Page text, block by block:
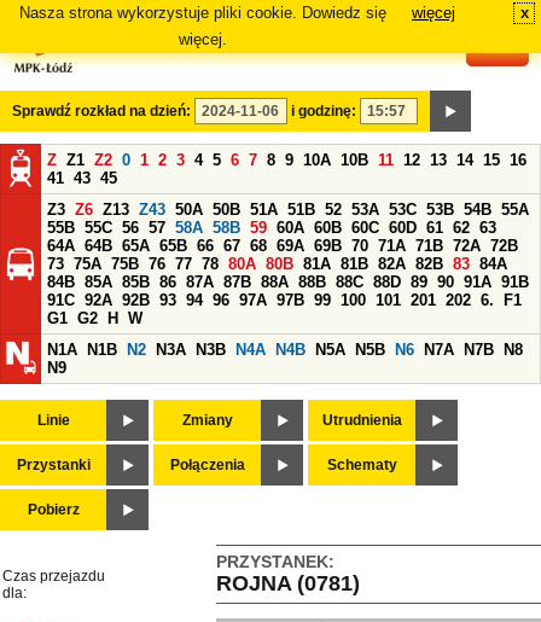
Nasza strona wykorzystuje pliki cookie. Dowiedz się
więcej.
więcej x
Sprawdź rozkład na dzień: i godzinę:
Z Z1 Z2 0 1 2 3 4 5 6 7 8 9 10A 10B 11 12 13 14 15 16
41 43 45
Z3 Z6 Z13 Z43 50A 50B 51A 51B 52 53A 53C 53B 54B 55A
55B 55C 56 57 58A 58B 59 60A 60B 60C 60D 61 62 63
64A 64B 65A 65B 66 67 68 69A 69B 70 71A 71B 72A 72B
73 75A 75B 76 77 78 80A 80B 81A 81B 82A 82B 83 84A
84B 85A 85B 86 87A 87B 88A 88B 88C 88D 89 90 91A 91B
91C 92A 92B 93 94 96 97A 97B 99 100 101 201 202 6.
F1
G1 G2 H
W
N1A
N1B N2 N3A N3B N4A N4B N5A N5B N6 N7A N7B
N8
N9
Linie Zmiany Utrudnienia
Przystanki Połączenia Schematy
Pobierz
PRZYSTANEK:
ROJNA (0781)
Czas przejazdu
dla: